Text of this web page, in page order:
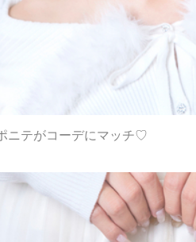
ニテがコーデにマッチ♡